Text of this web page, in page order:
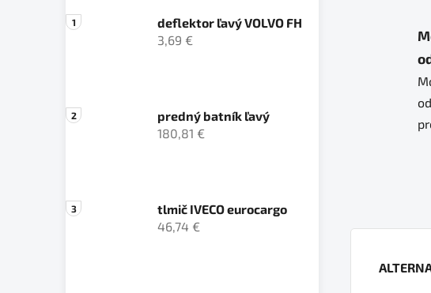
deflektor ľavý VOLVO FH
3,69 €
predný batník ľavý
180,81 €
tlmič IVECO eurocargo
46,74 €